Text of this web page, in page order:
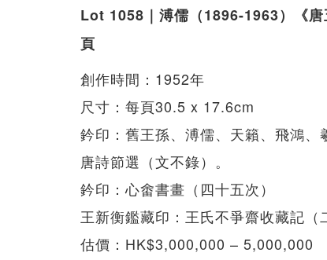
Lot 1058｜溥儒（1896-1963）《
頁
創作時間：1952年
尺寸：每頁30.5 x 17.6cm
鈐印：舊王孫、溥儒、天籟、飛鴻、
唐詩節選（文不錄）。
鈐印：心畬書畫（四十五次）
王新衡鑑藏印：王氏不爭齋收藏記（
估價：HK$3,000,000 – 5,000,000